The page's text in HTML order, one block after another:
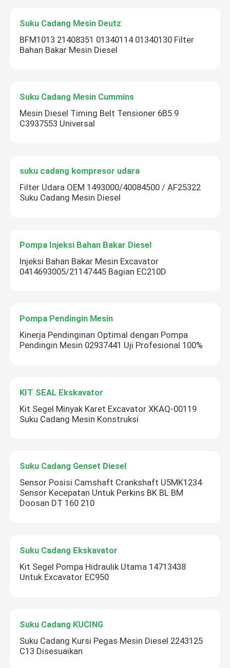
Suku Cadang Mesin Deutz
BFM1013 21408351 01340114 01340130 Filter
Bahan Bakar Mesin Diesel
Suku Cadang Mesin Cummins
Mesin Diesel Timing Belt Tensioner 6B5.9
C3937553 Universal
suku cadang kompresor udara
Filter Udara OEM 1493000/40084500 / AF25322
Suku Cadang Mesin Diesel
Pompa Injeksi Bahan Bakar Diesel
Injeksi Bahan Bakar Mesin Excavator
0414693005/21147445 Bagian EC210D
Pompa Pendingin Mesin
Kinerja Pendinginan Optimal dengan Pompa
Pendingin Mesin 02937441 Uji Profesional 100%
KIT SEAL Ekskavator
Kit Segel Minyak Karet Excavator XKAQ-00119
Suku Cadang Mesin Konstruksi
Suku Cadang Genset Diesel
Sensor Posisi Camshaft Crankshaft U5MK1234
Sensor Kecepatan Untuk Perkins BK BL BM
Doosan DT 160 210
Suku Cadang Ekskavator
Kit Segel Pompa Hidraulik Utama 14713438
Untuk Excavator EC950
Suku Cadang KUCING
Suku Cadang Kursi Pegas Mesin Diesel 2243125
C13 Disesuaikan